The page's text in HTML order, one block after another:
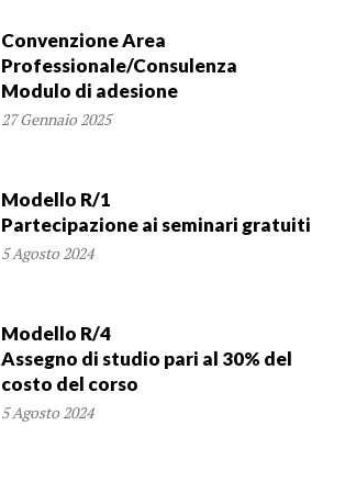
Convenzione Area
Professionale/Consulenza
Modulo di adesione
27 Gennaio 2025
Modello R/1
Partecipazione ai seminari gratuiti
5 Agosto 2024
Modello R/4
Assegno di studio pari al 30% del
costo del corso
5 Agosto 2024